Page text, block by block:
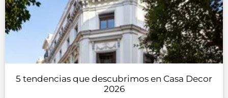
5 tendencias que descubrimos en Casa Decor
2026